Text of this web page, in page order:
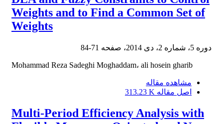
Weights and to Find a Common Set of
Weights
دوره 5، شماره 2، دی 2014، صفحه 71-84
Mohammad Reza Sadeghi Moghaddam، ali hosein gharib
مشاهده مقاله
اصل مقاله 313.23 K
Multi-Period Efficiency Analysis with